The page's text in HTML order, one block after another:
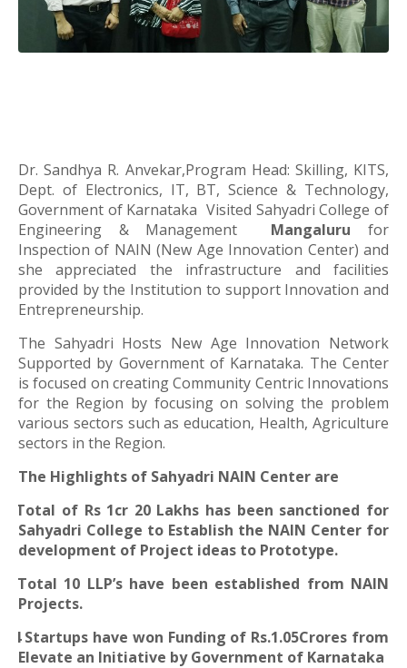
Dr. Sandhya R. Anvekar,Program Head: Skilling, KITS,
Dept. of Electronics, IT, BT, Science & Technology,
Government of Karnataka Visited Sahyadri College of
Engineering & Management
Mangalurufor
Inspection of NAIN (New Age Innovation Center) and
she appreciated the infrastructure and facilities
provided by the Institution to support Innovation and
Entrepreneurship.
The Sahyadri Hosts New Age Innovation Network
Supported by Government of Karnataka. The Center
is focused on creating Community Centric Innovations
for the Region by focusing on solving the problem
various sectors such as education, Health, Agriculture
sectors in the Region.
The Highlights of Sahyadri NAIN Center are
Total of Rs 1cr 20 Lakhs has been sanctioned for
Sahyadri College to Establish the NAIN Center for
development of Project ideas to Prototype.
Total 10 LLP’s have been established from NAIN
Projects.
4 Startups have won Funding of Rs.1.05Crores from
Elevate an Initiative by Government of Karnataka